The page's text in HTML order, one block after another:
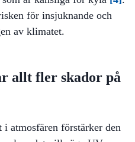
för insjuknande och
av klimatet.
allt fler skador på
atmosfären förstärker den